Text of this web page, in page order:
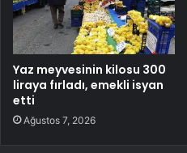
Yaz meyvesinin kilosu 300
liraya fırladı, emekli isyan
etti
Ağustos 7, 2026